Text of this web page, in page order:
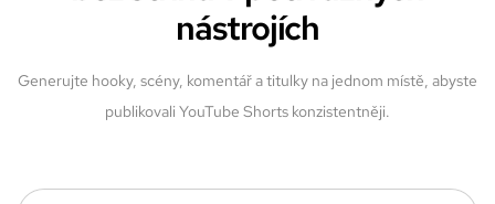
nástrojích
Generujte hooky, scény, komentář a titulky na jednom místě, abyste
publikovali YouTube Shorts konzistentněji.